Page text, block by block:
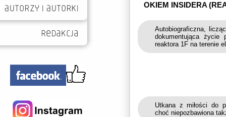
OKIEM INSIDERA
Autobiograficzna,
dokumentująca życie
reaktora 1F na terenie
Utkana z miłości do
choć niepozbawiona